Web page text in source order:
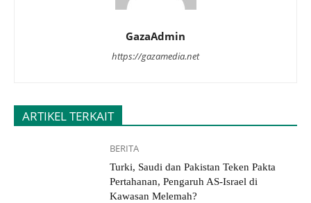
GazaAdmin
https://gazamedia.net
ARTIKEL TERKAIT
BERITA
Turki, Saudi dan Pakistan Teken Pakta
Pertahanan, Pengaruh AS-Israel di
Kawasan Melemah?